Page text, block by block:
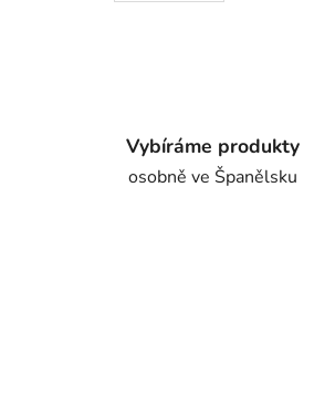
Vybíráme produkty
osobně ve Španělsku